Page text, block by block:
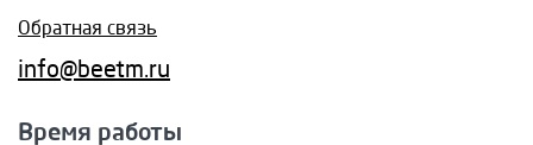
Обратная связь
info@beetm.ru
Время работы